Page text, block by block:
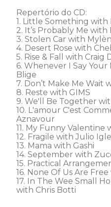
Repertório do CD:
1. Little Something
2. It’s Probably Me with
3. Stolen Car with
4. Desert Rose with
5. Rise & Fall with Craig
6. Whenever I Say Your
Blige
7. Don’t Make Me Wait
8. Reste with GIMS
9. We'll Be Together
10. L'amour C'est
Aznavour
11. My Funny
12. Fragile with Julio
13. Mama with Gashi
14. September with
15. Practical
16. None Of Us Are
17. In The Wee Small
with Chris Botti